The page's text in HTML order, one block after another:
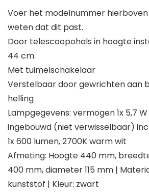
Voer het modelnummer
weten dat dit past.
Door telescoopohals in hoogte
44 cm.
Met tuimelschakelaar
Verstelbaar door gewrichten aan
helling
Lampgegevens: vermogen 1x 5,7
ingebouwd (niet verwisselbaar)
1x 600 lumen, 2700K warm wit
Afmeting: Hoogte 440 mm,
400 mm, diameter 115 mm |
kunststof | Kleur: zwart